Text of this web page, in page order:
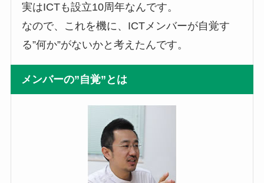
実はICTも設立10周年なんです。
なので、これを機に、ICTメンバーが自覚す
る”何か”がないかと考えたんです。
メンバーの”自覚”とは